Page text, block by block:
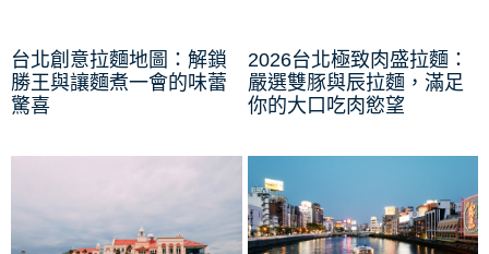
台北創意拉麵地圖：解鎖
勝王與讓麵煮一會的味蕾
驚喜
2026台北極致肉盛拉麵：
嚴選雙豚與辰拉麵，滿足
你的大口吃肉慾望